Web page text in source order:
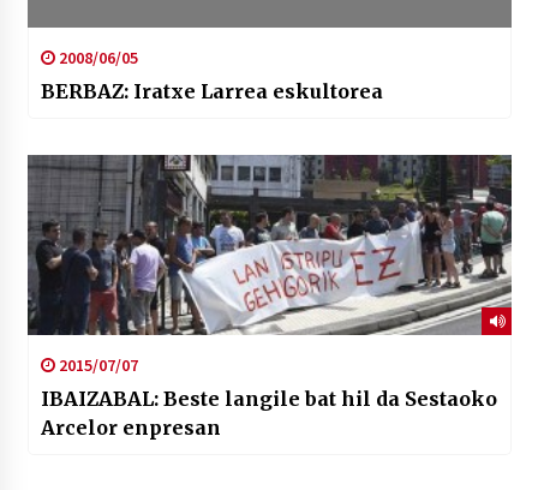
2008/06/05
BERBAZ: Iratxe Larrea eskultorea
2015/07/07
IBAIZABAL: Beste langile bat hil da Sestaoko
Arcelor enpresan